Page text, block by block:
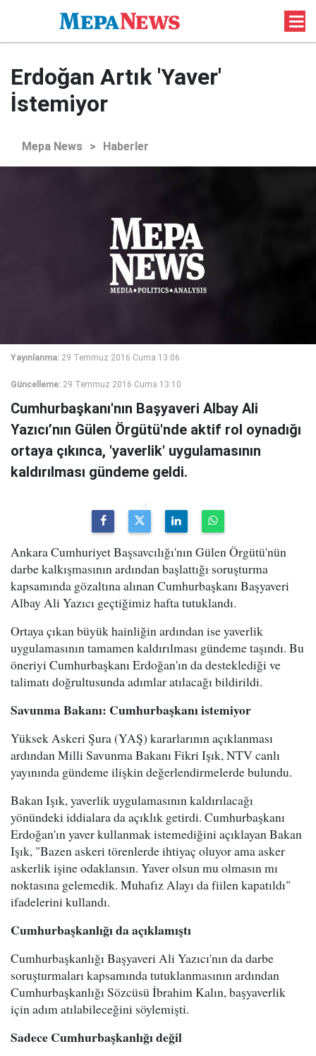
Erdoğan Artık 'Yaver'
İstemiyor
Mepa News > Haberler
Yayınlanma: 29 Temmuz 2016 Cuma 13:06
Güncelleme: 29 Temmuz 2016 Cuma 13:10
Cumhurbaşkanı'nın Başyaveri Albay Ali
Yazıcı’nın Gülen Örgütü'nde aktif rol oynadığı
ortaya çıkınca, 'yaverlik' uygulamasının
kaldırılması gündeme geldi.
Ankara Cumhuriyet Başsavcılığı'nın Gülen Örgütü'nün
darbe kalkışmasının ardından başlattığı soruşturma
kapsamında gözaltına alınan Cumhurbaşkanı Başyaveri
Albay Ali Yazıcı geçtiğimiz hafta tutuklandı.
Ortaya çıkan büyük hainliğin ardından ise yaverlik
uygulamasının tamamen kaldırılması gündeme taşındı. Bu
öneriyi Cumhurbaşkanı Erdoğan'ın da desteklediği ve
talimatı doğrultusunda adımlar atılacağı bildirildi.
Savunma Bakanı: Cumhurbaşkanı istemiyor
Yüksek Askeri Şura (YAŞ) kararlarının açıklanması
ardından Milli Savunma Bakanı Fikri Işık, NTV canlı
yayınında gündeme ilişkin değerlendirmelerde bulundu.
Bakan Işık, yaverlik uygulamasının kaldırılacağı
yönündeki iddialara da açıklık getirdi. Cumhurbaşkanı
Erdoğan'ın yaver kullanmak istemediğini açıklayan Bakan
Işık, "Bazen askeri törenlerde ihtiyaç oluyor ama asker
askerlik işine odaklansın. Yaver olsun mu olmasın mı
noktasına gelemedik. Muhafız Alayı da fiilen kapatıldı"
ifadelerini kullandı.
Cumhurbaşkanlığı da açıklamıştı
Cumhurbaşkanlığı Başyaveri Ali Yazıcı'nın da darbe
soruşturmaları kapsamında tutuklanmasının ardından
Cumhurbaşkanlığı Sözcüsü İbrahim Kalın, başyaverlik
için adım atılabileceğini söylemişti.
Sadece Cumhurbaşkanlığı değil